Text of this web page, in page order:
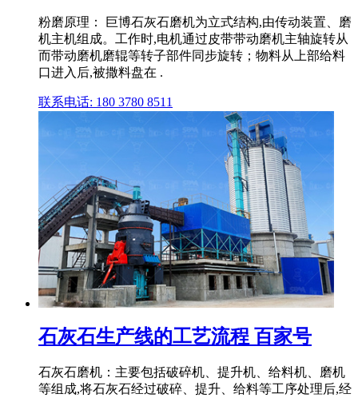
粉磨原理： 巨博石灰石磨机为立式结构,由传动装置、磨
机主机组成。工作时,电机通过皮带带动磨机主轴旋转从
而带动磨机磨辊等转子部件同步旋转；物料从上部给料
口进入后,被撒料盘在 .
联系电话: 180 3780 8511
石灰石生产线的工艺流程 百家号
石灰石磨机：主要包括破碎机、提升机、给料机、磨机
等组成,将石灰石经过破碎、提升、给料等工序处理后,经